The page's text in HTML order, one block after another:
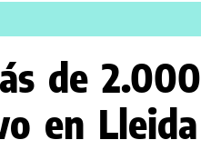
de 2.000
en Lleida